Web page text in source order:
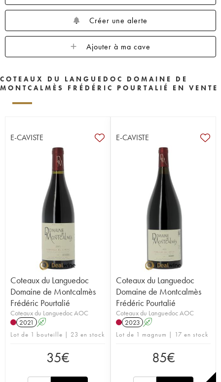
Créer une alerte
Ajouter à ma cave
COTEAUX DU LANGUEDOC DOMAINE DE
MONTCALMÈS FRÉDÉRIC POURTALIÉ EN VENTE
E-CAVISTE
Coteaux du Languedoc
Domaine de Montcalmès
Frédéric Pourtalié
Coteaux du Languedoc AOC
2021
A
Lot de 1 bouteille | 23 en stock
35€
E-CAVISTE
Coteaux du Languedoc
Domaine de Montcalmès
Frédéric Pourtalié
Coteaux du Languedoc AOC
2023 A
Lot de 1 magnum | 17 en stock
85€